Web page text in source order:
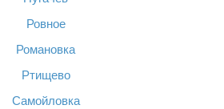
Ровное
Романовка
Ртищево
Самойловка